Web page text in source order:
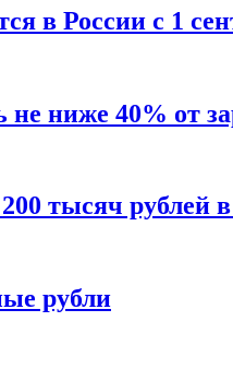
в России с 1
ниже 40% от
тысяч рублей
рубли